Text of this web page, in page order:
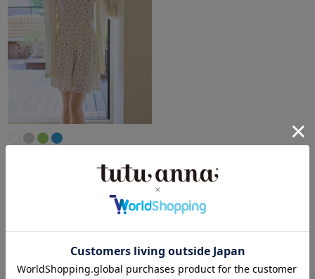
ンツ 小花柄ルームウェア 3点セ
（5件）